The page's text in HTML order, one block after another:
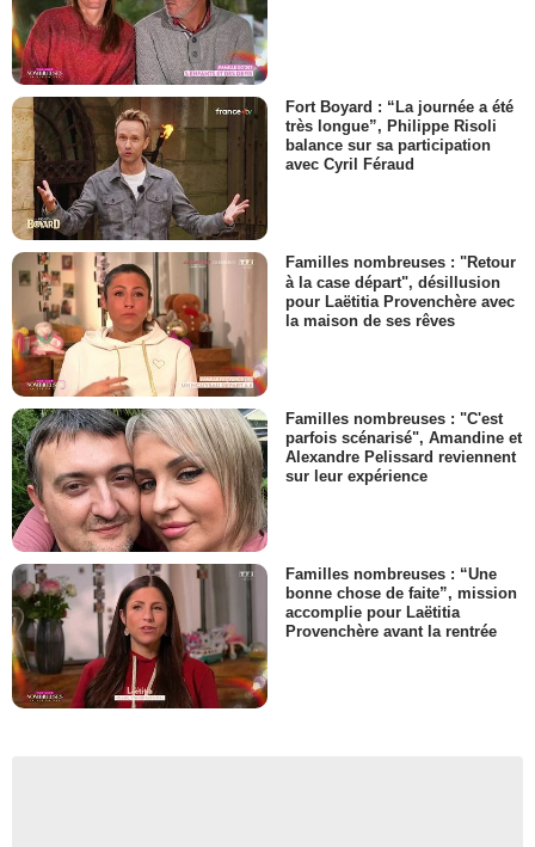
Fort Boyard : “La journée a été
très longue”, Philippe Risoli
balance sur sa participation
avec Cyril Féraud
Familles nombreuses : "Retour
à la case départ", désillusion
pour Laëtitia Provenchère avec
la maison de ses rêves
Familles nombreuses : "C'est
parfois scénarisé", Amandine et
Alexandre Pelissard reviennent
sur leur expérience
Familles nombreuses : “Une
bonne chose de faite”, mission
accomplie pour Laëtitia
Provenchère avant la rentrée